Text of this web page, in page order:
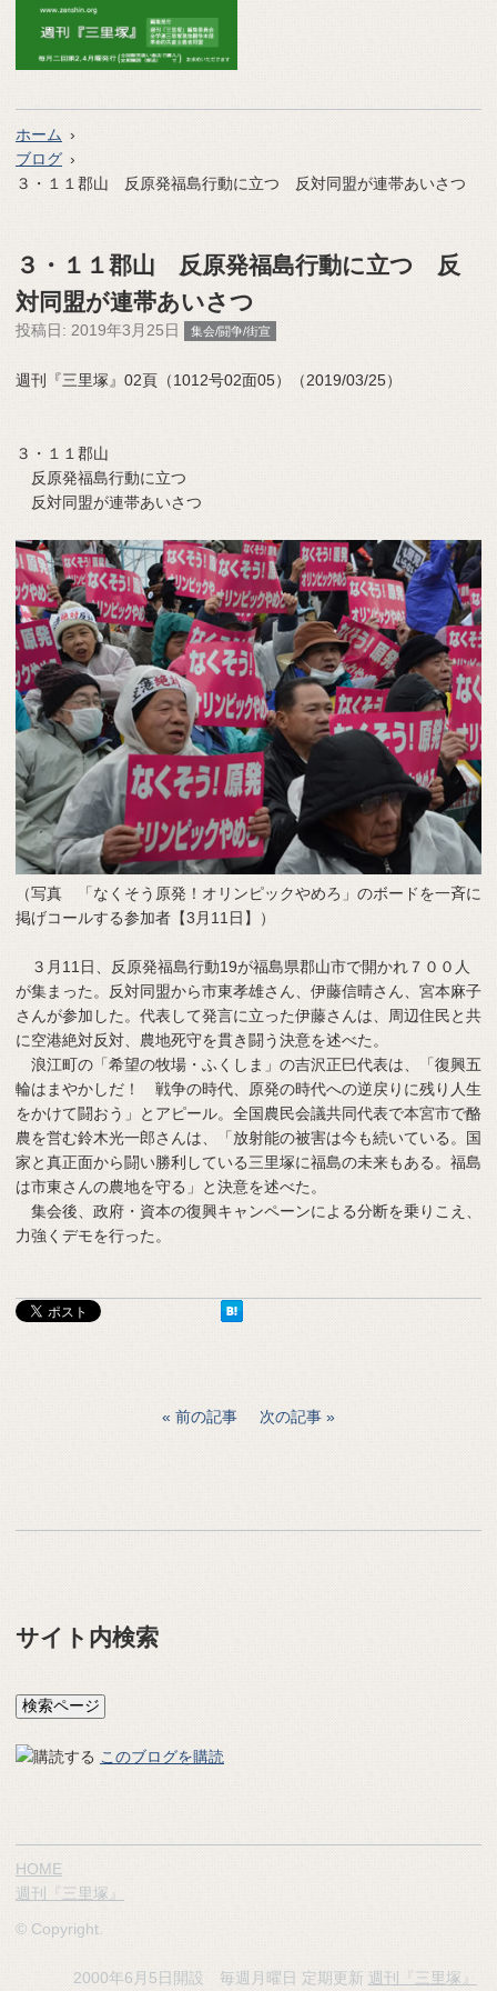
ホーム
ブログ
３・１１郡山 反原発福島行動に立つ 反対同盟が連帯あいさつ
３・１１郡山 反原発福島行動に立つ 反
対同盟が連帯あいさつ
投稿日: 2019年3月25日 集会/闘争/街宣
週刊『三里塚』02頁（1012号02面05）（2019/03/25）
３・１１郡山
反原発福島行動に立つ
反対同盟が連帯あいさつ
（写真 「なくそう原発！オリンピックやめろ」のボードを一斉に
掲げコールする参加者【3月11日】）
３月11日、反原発福島行動19が福島県郡山市で開かれ７００人
が集まった。反対同盟から市東孝雄さん、伊藤信晴さん、宮本麻子
さんが参加した。代表して発言に立った伊藤さんは、周辺住民と共
に空港絶対反対、農地死守を貫き闘う決意を述べた。
浪江町の「希望の牧場・ふくしま」の吉沢正巳代表は、「復興五
輪はまやかしだ！ 戦争の時代、原発の時代への逆戻りに残り人生
をかけて闘おう」とアピール。全国農民会議共同代表で本宮市で酪
農を営む鈴木光一郎さんは、「放射能の被害は今も続いている。国
家と真正面から闘い勝利している三里塚に福島の未来もある。福島
は市東さんの農地を守る」と決意を述べた。
集会後、政府・資本の復興キャンペーンによる分断を乗りこえ、
力強くデモを行った。
前の記事 次の記事
サイト内検索
このブログを購読
HOME
週刊『三里塚』
© Copyright.
2000年6月5日開設 毎週月曜日 定期更新 週刊『三里塚』